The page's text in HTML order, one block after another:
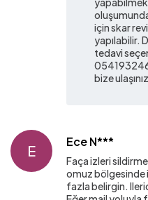
için skar
yapılabilir.
tedavi
bize
E
Ece N***
Faça izleri
omuz bölgesinde
fazla belirgin.